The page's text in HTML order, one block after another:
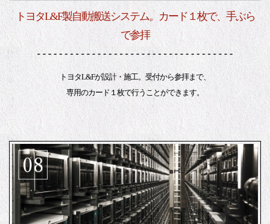
トヨタL&F製自動搬送システム。カード１枚で、手ぶら
で参拝
トヨタL&Fが設計・施工。受付から参拝まで、
専用のカード１枚で行うことができます。